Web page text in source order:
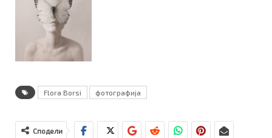
Flora Borsi фотографија
Сподели